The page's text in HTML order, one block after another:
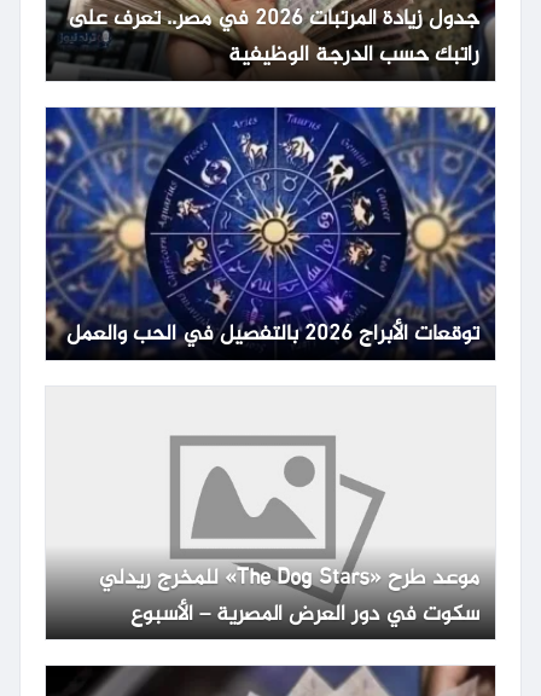
جدول زيادة المرتبات 2026 في مصر.. تعرف على
راتبك حسب الدرجة الوظيفية
توقعات الأبراج 2026 بالتفصيل في الحب والعمل
موعد طرح «The Dog Stars» للمخرج ريدلي
سكوت في دور العرض المصرية – الأسبوع